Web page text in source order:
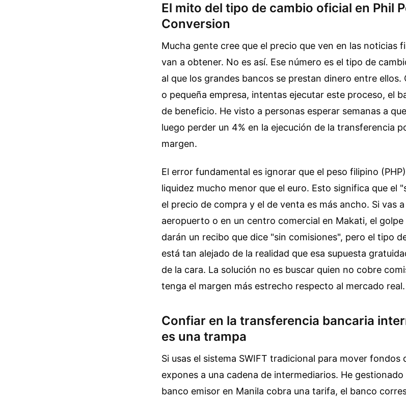
El mito del tipo de cambio oficial en Phil
Conversion
Mucha gente cree que el precio que ven en las noticias
van a obtener. No es así. Ese número es el tipo de
al que los grandes bancos se prestan dinero entre
o pequeña empresa, intentas ejecutar este proceso, el
de beneficio. He visto a personas esperar semanas a
luego perder un 4% en la ejecución de la transferencia
margen.
El error fundamental es ignorar que el peso filipino
liquidez mucho menor que el euro. Esto significa que el
el precio de compra y el de venta es más ancho. Si vas
aeropuerto o en un centro comercial en Makati, el
darán un recibo que dice "sin comisiones", pero el tipo
está tan alejado de la realidad que esa supuesta
de la cara. La solución no es buscar quien no cobre
tenga el margen más estrecho respecto al mercado real.
Confiar en la transferencia bancaria
es una trampa
Si usas el sistema SWIFT tradicional para mover fondos
expones a una cadena de intermediarios. He
banco emisor en Manila cobra una tarifa, el banco